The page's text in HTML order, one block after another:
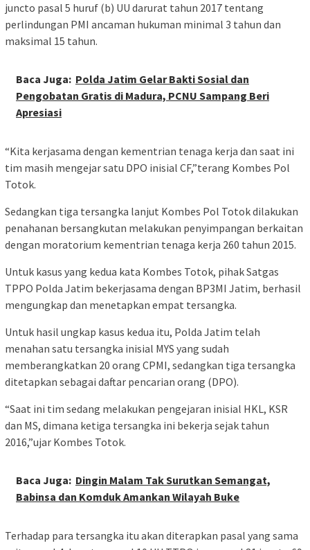
juncto pasal 5 huruf (b) UU darurat tahun 2017 tentang
perlindungan PMI ancaman hukuman minimal 3 tahun dan
maksimal 15 tahun.
Baca Juga: Polda Jatim Gelar Bakti Sosial dan
Pengobatan Gratis di Madura, PCNU Sampang Beri
Apresiasi
“Kita kerjasama dengan kementrian tenaga kerja dan saat ini
tim masih mengejar satu DPO inisial CF,”terang Kombes Pol
Totok.
Sedangkan tiga tersangka lanjut Kombes Pol Totok dilakukan
penahanan bersangkutan melakukan penyimpangan berkaitan
dengan moratorium kementrian tenaga kerja 260 tahun 2015.
Untuk kasus yang kedua kata Kombes Totok, pihak Satgas
TPPO Polda Jatim bekerjasama dengan BP3MI Jatim, berhasil
mengungkap dan menetapkan empat tersangka.
Untuk hasil ungkap kasus kedua itu, Polda Jatim telah
menahan satu tersangka inisial MYS yang sudah
memberangkatkan 20 orang CPMI, sedangkan tiga tersangka
ditetapkan sebagai daftar pencarian orang (DPO).
“Saat ini tim sedang melakukan pengejaran inisial HKL, KSR
dan MS, dimana ketiga tersangka ini bekerja sejak tahun
2016,”ujar Kombes Totok.
Baca Juga: Dingin Malam Tak Surutkan Semangat,
Babinsa dan Komduk Amankan Wilayah Buke
Terhadap para tersangka itu akan diterapkan pasal yang sama